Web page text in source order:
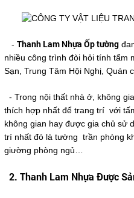
- Thanh Lam Nhựa Ốp tường
nhiều công trình đòi hỏi tính tẩm
Sạn, Trung Tâm Hội Nghị, Quán
- Trong nội thất nhà ở, không
thích hợp nhất để trang trí với
không gian hay được gia chủ sử
trí nhất đó là tường trần phòng
giường phòng ngủ…
2. Thanh Lam Nhựa Được